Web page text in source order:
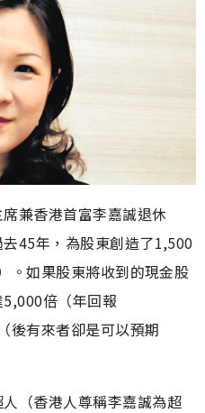
兼香港首富李嘉誠退休
45年，為股東創造了1,500
。如果股東將收到的現金股
倍（年回報
後有來者卻是可以預期
（香港人尊稱李嘉誠為超